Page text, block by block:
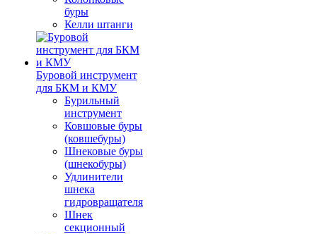
буры
Келли штанги
Буровой инструмент
для БКМ и КМУ
Бурильный
инструмент
Ковшовые буры
(ковшебуры)
Шнековые буры
(шнекобуры)
Удлинители
шнека
гидровращателя
Шнек
секционный